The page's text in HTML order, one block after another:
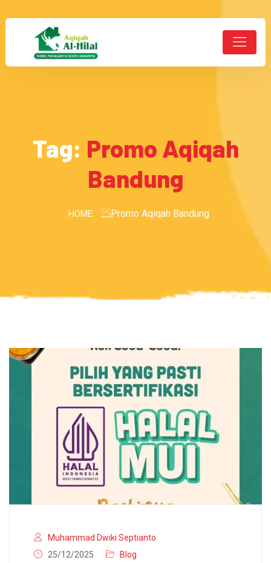
Tag: Promo Aqiqah
Bandung
HOME Promo Aqiqah Bandung
Muhammad Dwiki Septianto
25/12/2025
Blog